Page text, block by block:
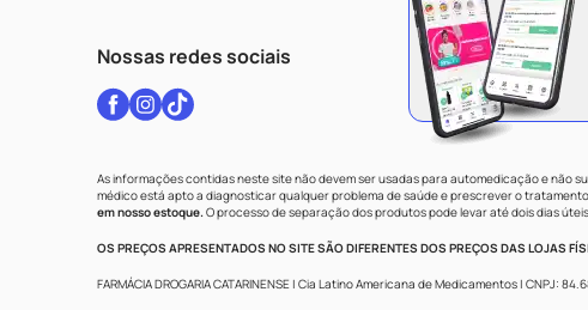
Nossas redes sociais
As informações contidas neste site não devem ser usadas para automedicação e não
médico está apto a diagnosticar qualquer problema de saúde e prescrever o
em nosso estoque.O processo de separação dos produtos pode levar até dois dias
OS PREÇOS APRESENTADOS NO SITE SÃO DIFERENTES DOS PREÇOS DAS LOJAS
FARMÁCIA DROGARIA CATARINENSE | Cia Latino Americana de Medicamentos | CNPJ: